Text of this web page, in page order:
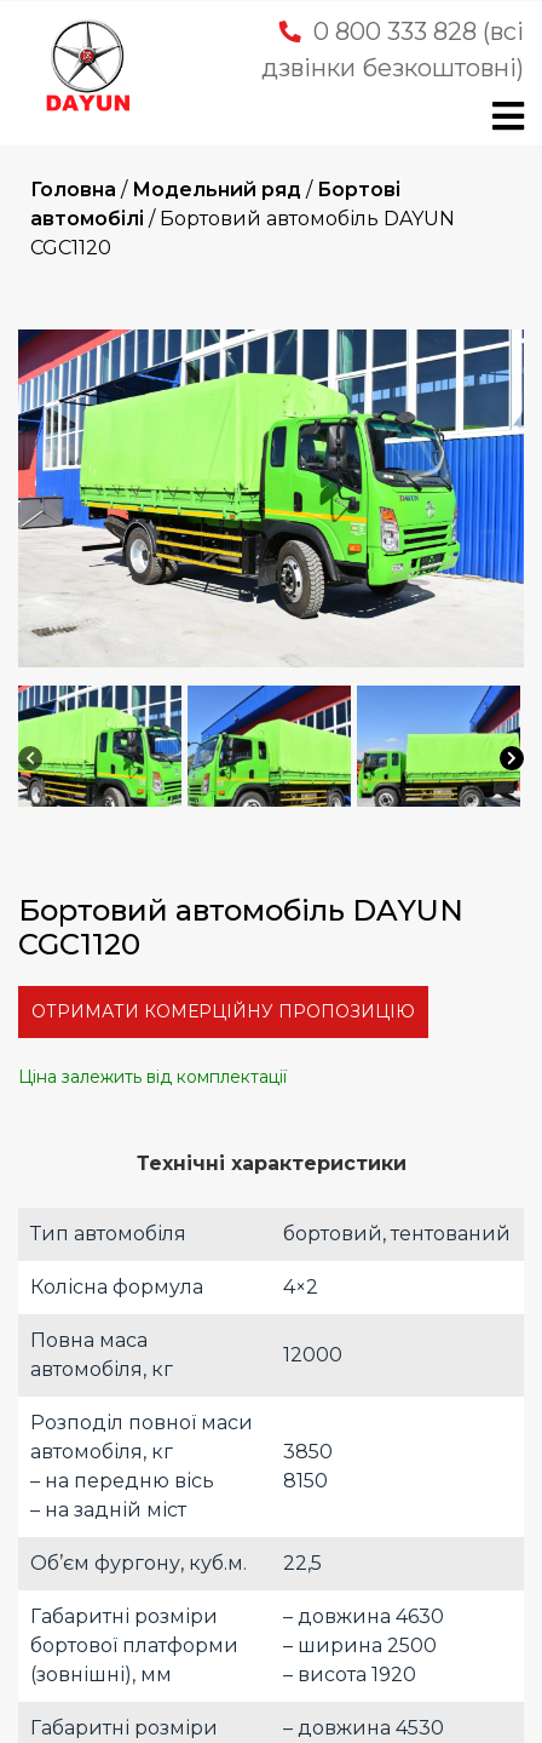
content
0 800 333 828 (всі
дзвінки безкоштовні)
Головна / Модельний ряд / Бортові
автомобілі / Бортовий автомобіль DAYUN
CGC1120
Бортовий автомобіль DAYUN
CGC1120
ОТРИМАТИ КОМЕРЦІЙНУ ПРОПОЗИЦІЮ
Ціна залежить від комплектації
Технічні характеристики
Тип автомобіля бортовий, тентований
Колісна формула 4×2
Повна маса
автомобіля, кг
12000
Розподіл повної маси
автомобіля, кг
– на передню вісь
– на задній міст
3850
8150
Об’єм фургону, куб.м. 22,5
Габаритні розміри
бортової платформи
(зовнішні), мм
– довжина 4630
– ширина 2500
– висота 1920
Габаритні розміри
– довжина 4530